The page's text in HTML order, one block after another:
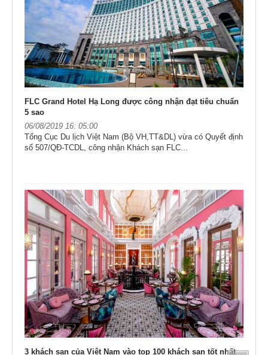
FLC Grand Hotel Hạ Long được công nhận đạt tiêu chuẩn
5 sao
06/08/2019 16: 05:00
Tổng Cục Du lịch Việt Nam (Bộ VH,TT&DL) vừa có Quyết định
số 507/QĐ-TCDL, công nhận Khách sạn FLC...
3 khách sạn của Việt Nam vào top 100 khách sạn tốt nhất